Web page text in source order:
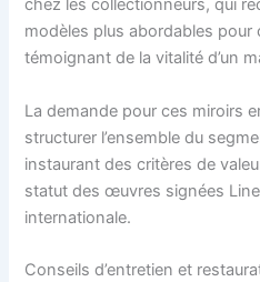
chez les collectionneurs, qui
modèles plus abordables pour
témoignant de la vitalité d’un
La demande pour ces miroirs
structurer l’ensemble du
instaurant des critères de
statut des œuvres signées Line
internationale.
Conseils d’entretien et